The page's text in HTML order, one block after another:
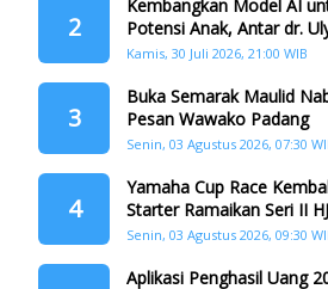
2
Kembangkan Model AI
Potensi Anak, Antar dr.
Gelar Doktor
Kamis, 30 Juli 2026, 21:00 WIB
3
Buka Semarak Maulid
Pesan Wawako Padang
Senin, 03 Agustus 2026, 07:30
4
Yamaha Cup Race
Starter Ramaikan Seri II
Senin, 03 Agustus 2026, 09:30
Aplikasi Penghasil Uang